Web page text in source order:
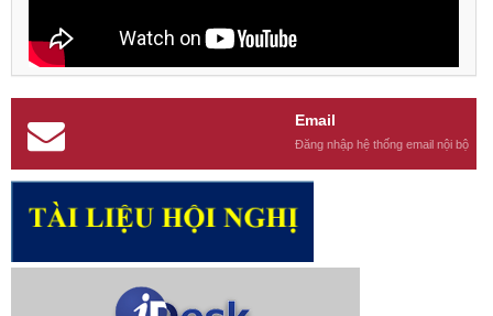
Email
Đăng nhập hệ thống email nội bộ